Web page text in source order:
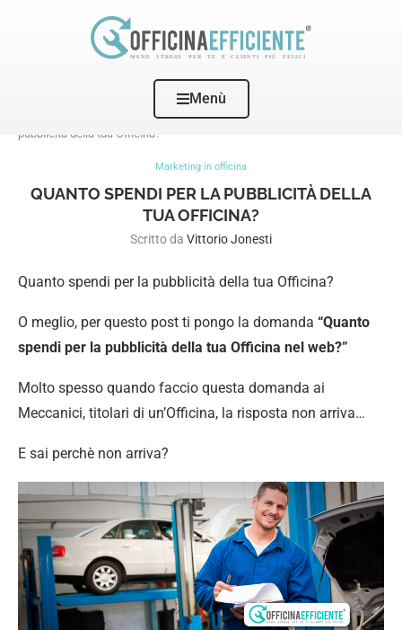
Menù
Marketing in officina
Quanto spendi per la
pubblicità della tua Officina?
Marketing in officina
QUANTO SPENDI PER LA PUBBLICITÀ DELLA
TUA OFFICINA?
Scritto da Vittorio Jonesti
Quanto spendi per la pubblicità della tua Officina?
O meglio, per questo post ti pongo la domanda “Quanto
spendi per la pubblicità della tua Officina nel web?”
Molto spesso quando faccio questa domanda ai
Meccanici, titolari di un’Officina, la risposta non arriva…
E sai perchè non arriva?